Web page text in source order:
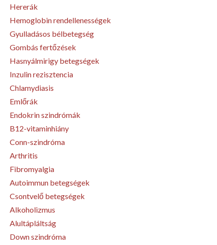
Hererák
Hemoglobin rendellenességek
Gyulladásos bélbetegség
Gombás fertőzések
Hasnyálmirigy betegségek
Inzulin rezisztencia
Chlamydiasis
Emlőrák
Endokrin szindrómák
B12-vitaminhiány
Conn-szindróma
Arthritis
Fibromyalgia
Autoimmun betegségek
Csontvelő betegségek
Alkoholizmus
Alultápláltság
Down szindróma